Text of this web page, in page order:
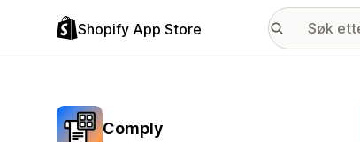
Shopify App Store
Comply